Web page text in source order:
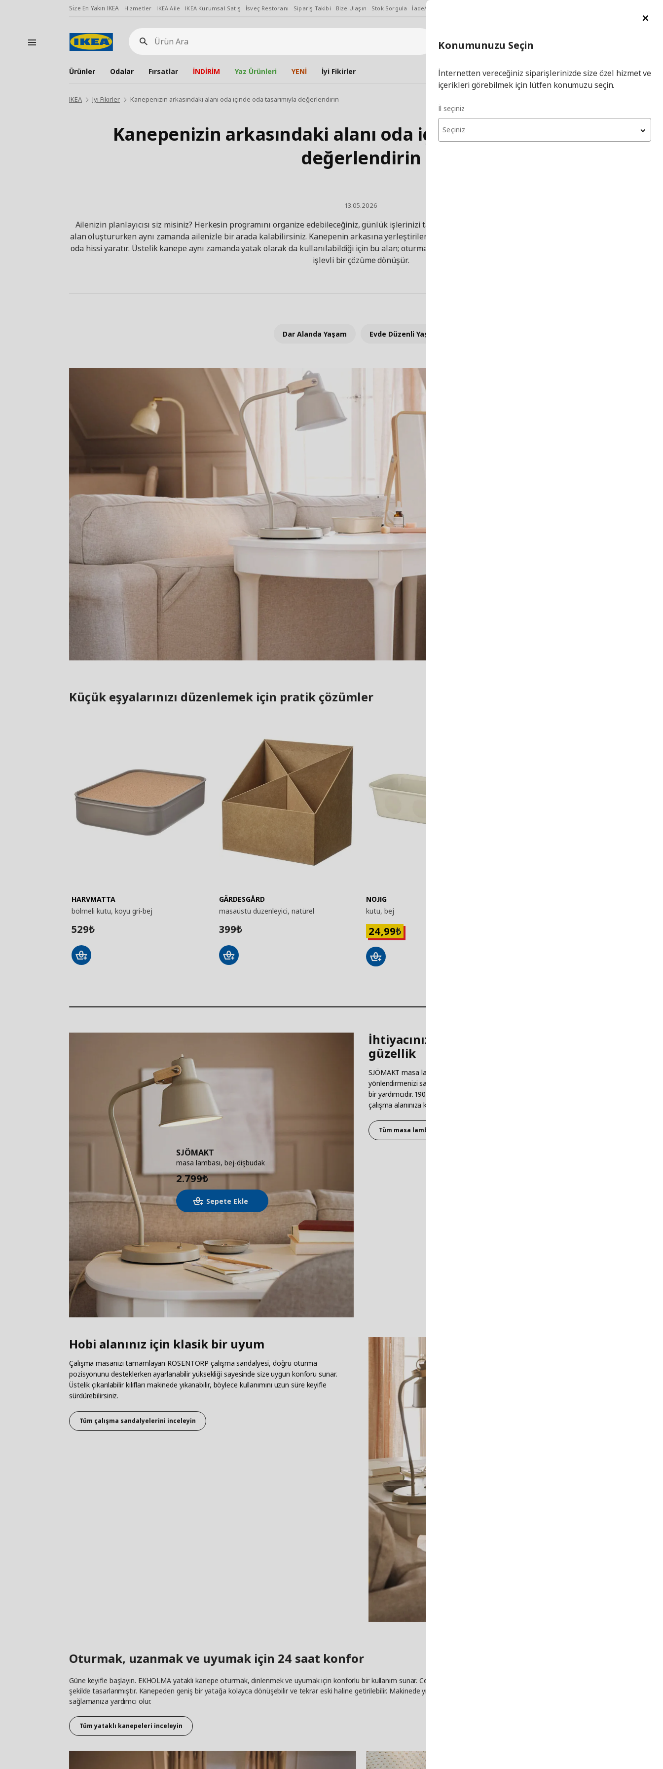
Size En Yakın IKEA Hizmetler IKEA Aile IKEA Kurumsal Satış İsveç Restoranı Sipariş Takibi Bize Ulaşın Stok Sorgula İade/Değişim Talebi
Ürün
Ara
İl Seçiniz İl
Hej! Üye Girişi / Üye Ol
Ürünler Odalar Fırsatlar İNDİRİM Yaz Ürünleri YENİ İyi Fikirler
IKEA İyi Fikirler Kanepenizin arkasındaki alanı oda içinde oda tasarımıyla değerlendirin
Kanepenizin arkasındaki alanı oda içinde oda tasarımıyla
değerlendirin
13.05.2026
Ailenizin planlayıcısı siz misiniz? Herkesin programını organize edebileceğiniz, günlük işlerinizi takip edebileceğiniz ve hobilerinize zaman ayırabileceğiniz bir
alan oluştururken aynı zamanda ailenizle bir arada kalabilirsiniz. Kanepenin arkasına yerleştirilen çalışma masası, sizi hayatın tam merkezinde tutan oda içinde
oda hissi yaratır. Üstelik kanepe aynı zamanda yatak olarak da kullanılabildiği için bu alan; oturma odası, yatak odası ve düzenleme alanını bir araya getiren çok
işlevli bir çözüme dönüşür.
Dar Alanda Yaşam Evde Düzenli Yaşam
Küçük eşyalarınızı düzenlemek için pratik çözümler
HARVMATTA
bölmeli kutu, koyu gri-bej
529₺
GÄRDESGÅRD
masaüstü düzenleyici, natürel
399₺
NOJIG
kutu, bej
24,99₺
SJÖMAKT
masa lambası, bej-dişbudak
2.799₺
Sepete Ekle
İhtiyacınız olan yere ışık sağlayan, nostaljik bir
güzellik
SJÖMAKT masa lambasının ayarlanabilir başlığı, ışığı tam ihtiyaç duyduğunuz noktaya
yönlendirmenizi sağlar. Okuma saatleri ya da hobilerinize zaman ayırdığınız anlar için ideal
bir yardımcıdır. 1900’lerin başındaki klasik ayakkabıcı lambalarından ilham alan tasarımıyla
çalışma alanınıza karakter katarken bulunduğu ortama sıcak bir atmosfer de ekler.
Tüm masa lambalarını inceleyin
Hobi alanınız için klasik bir uyum
Çalışma masanızı tamamlayan ROSENTORP çalışma sandalyesi, doğru oturma
pozisyonunu desteklerken ayarlanabilir yüksekliği sayesinde size uygun konforu sunar.
Üstelik çıkarılabilir kılıfları makinede yıkanabilir, böylece kullanımını uzun süre keyifle
sürdürebilirsiniz.
Tüm çalışma sandalyelerini inceleyin
Oturmak, uzanmak ve uyumak için 24 saat konfor
Güne keyifle başlayın. EKHOLMA yataklı kanepe oturmak, dinlenmek ve uyumak için konforlu bir kullanım sunar. Cep yaylı koltuk minderleri, formunu ve rahatlığını uzun süre koruyacak
şekilde tasarlanmıştır. Kanepeden geniş bir yatağa kolayca dönüşebilir ve tekrar eski haline getirilebilir. Makinede yıkanabilir kılıfları ise kullanım sırasında ferah ve temiz bir görünüm
sağlamanıza yardımcı olur.
Tüm yataklı kanepeleri inceleyin
Konumunuzu Seçin
İnternetten vereceğiniz siparişlerinizde size özel hizmet ve
içerikleri görebilmek için lütfen konumuzu seçin.
İl seçiniz
Seçiniz